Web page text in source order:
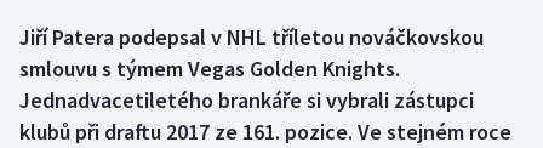
Box
Curling
Jiří Patera podepsal v NHL tříletou nováčkovskou
smlouvu s týmem Vegas Golden Knights.
Jednadvacetiletého brankáře si vybrali zástupci
klubů při draftu 2017 ze 161. pozice. Ve stejném roce